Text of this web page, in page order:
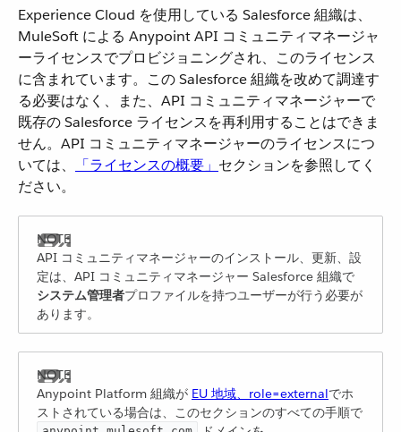
Experience Cloud を使用している Salesforce 組織は、
MuleSoft による Anypoint API コミュニティマネージャ
ーライセンスでプロビジョニングされ、このライセンス
に含まれています。この Salesforce 組織を改めて調達す
る必要はなく、また、API コミュニティマネージャーで
既存の Salesforce ライセンスを再利用することはできま
せん。API コミュニティマネージャーのライセンスにつ
いては、​
「ライセンスの概要」 ​セクションを参照してく
ださい。
API コミュニティマネージャーのインストール、更新、設
定は、API コミュニティマネージャー Salesforce 組織で​
システム管理者​プロファイルを持つユーザーが行う必要が
あります。
Anypoint Platform 組織が EU 地域、role=external​でホ
ストされている場合は、このセクションのすべての手順で